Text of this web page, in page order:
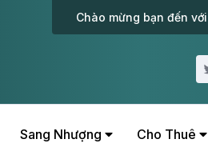
Chào mừng bạn đến
Sang Nhượng Cho Thuê